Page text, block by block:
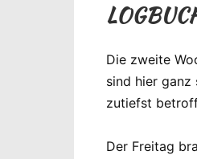
Die zweite
sind hier ganz
zutiefst
Der Freitag